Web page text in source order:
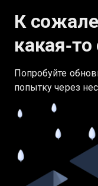
К
Попробуйте
попытку через